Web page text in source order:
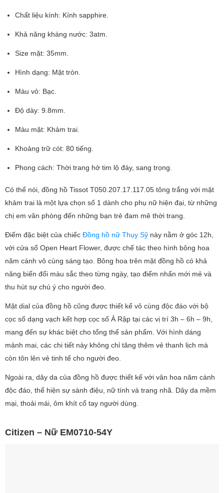
Chất liệu kính: Kính sapphire.
Khả năng kháng nước: 3atm.
Size mặt: 35mm.
Hình dạng: Mặt tròn.
Màu vỏ: Bạc.
Độ dày: 9.8mm.
Màu mặt: Khảm trai.
Khoảng trữ cót: 80 tiếng.
Phong cách: Thời trang hở tim lộ đáy, sang trọng.
Có thể nói, đồng hồ Tissot T050.207.17.117.05 tông trắng với mặt
khảm trai là một lựa chọn số 1 dành cho phụ nữ hiện đại, từ những
chị em văn phòng đến những bạn trẻ đam mê thời trang.
Điểm đặc biệt của chiếc Đồng hồ nữ Thụy Sỹ này nằm ở góc 12h,
với cửa sổ Open Heart Flower, được chế tác theo hình bông hoa
năm cánh vô cùng sáng tạo. Bông hoa trên mặt đồng hồ có khả
năng biến đổi màu sắc theo từng ngày, tạo điểm nhấn mới mẻ và
thu hút sự chú ý cho người đeo.
Mặt dial của đồng hồ cũng được thiết kế vô cùng độc đáo với bộ
cọc số dạng vạch kết hợp cọc số Ả Rập tại các vị trí 3h – 6h – 9h,
mang đến sự khác biệt cho tổng thể sản phẩm. Với hình dáng
mảnh mai, các chi tiết này không chỉ tăng thêm vẻ thanh lịch mà
còn tôn lên vẻ tinh tế cho người đeo.
Ngoài ra, dây da của đồng hồ được thiết kế với vân hoa năm cánh
độc đáo, thể hiện sự sành điệu, nữ tính và trang nhã. Dây da mềm
mại, thoải mái, ôm khít cổ tay người dùng.
Citizen – Nữ EM0710-54Y